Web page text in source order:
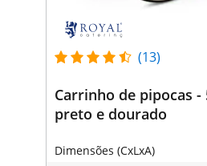
(13)
Carrinho de pipocas -
preto e dourado
Dimensões (CxLxA)